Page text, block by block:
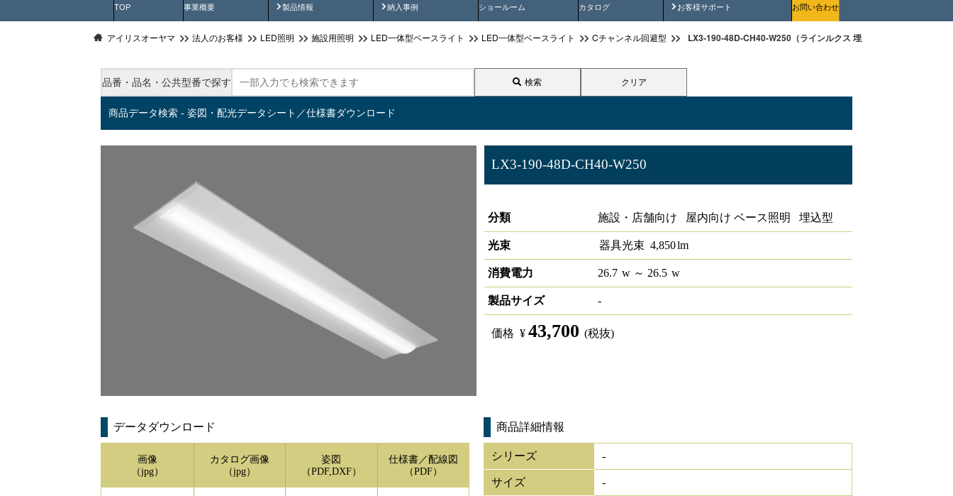
TOP 事業概要 製品情報
製品動画 納入事例
納入事例動画 ショールーム カタログ お客様サポート
安全にご使用いただくためにお問い合わせ
アイリスオーヤマ 法人のお客様 LED照明 施設用照明 LED一体型ベースライト LED一体型ベースライト Cチャンネル回避型 LX3-190-48D-CH40-W250（ラインルクス 埋込型 Cチャンネル回避
品番・品名・公共型番で探す 検索 クリア
商品データ検索 - 姿図・配光データシート／仕様書ダウンロード
LX3-190-48D-CH40-W250
分類
施設・店舗向け 屋内向け ベース照明 埋込型
光束 器具光束 4,850lm
消費電力 26.7 w ～ 26.5 w
製品サイズ -
価格 ¥ 43,700 (税抜)
データダウンロード
画像
（jpg）
カタログ画像
（jpg）
姿図
（PDF,DXF）
仕様書／配線図
（PDF）
商品詳細情報
シリーズ -
サイズ -